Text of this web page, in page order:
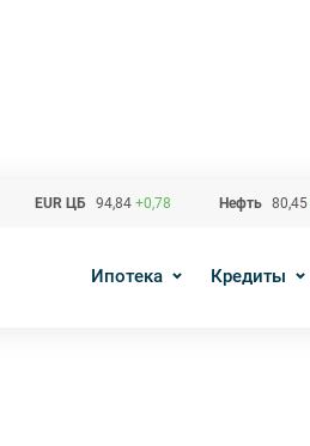
EUR ЦБ 94,84 +0,78 Нефть 80,45
Ипотека Кредиты